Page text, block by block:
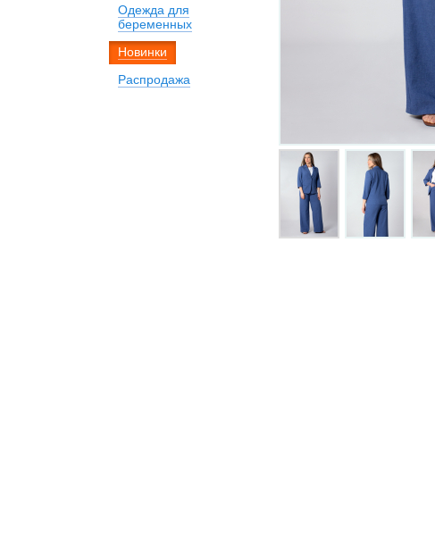
Одежда для
беременных
Новинки
Распродажа